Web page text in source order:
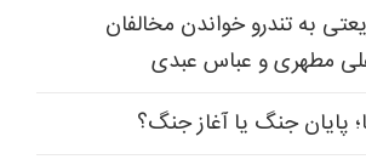
به تندرو خواندن مخالفان
مطهری و عباس عبدی
پایان جنگ یا آغاز جنگ؟